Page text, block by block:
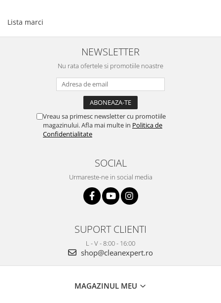
Lista marci
NEWSLETTER
Nu rata ofertele si promotiile noastre
Vreau sa primesc newsletter cu promotiile
magazinului. Afla mai multe in Politica de
Confidentialitate
SOCIAL
Urmareste-ne in social media
SUPORT CLIENTI
L - V - 8:00 - 16:00
shop@cleanexpert.ro
MAGAZINUL MEU